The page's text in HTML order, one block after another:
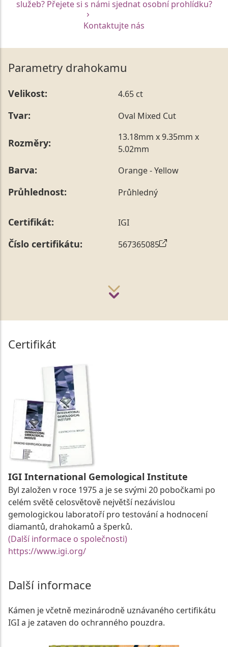
služeb? Přejete si s námi sjednat osobní prohlídku?
Kontaktujte nás
Parametry drahokamu
Velikost: 4.65 ct
Tvar: Oval Mixed Cut
Rozměry:
13.18mm x 9.35mm x
5.02mm
Barva: Orange - Yellow
Průhlednost: Průhledný
Certifikát: IGI
Číslo certifikátu: 567365085
Certifikát
IGI International Gemological Institute
Byl založen v roce 1975 a je se svými 20 pobočkami po
celém světě celosvětově největší nezávislou
gemologickou laboratoří pro testování a hodnocení
diamantů, drahokamů a šperků.
(Další informace o společnosti)
https://www.igi.org/
Další informace
Kámen je včetně mezinárodně uznávaného certifikátu
IGI a je zataven do ochranného pouzdra.